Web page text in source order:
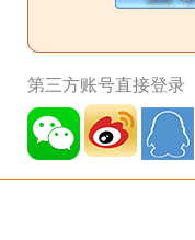
第三方账号直接登录